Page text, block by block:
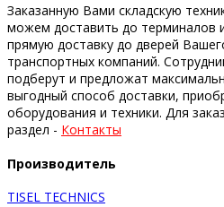
Заказанную Вами складскую
можем доставить до терминалов
прямую доставку до дверей
транспортных компаний.
подберут и предложат
выгодный способ доставки,
оборудования и техники. Для
раздел - Контакты
Производитель
TISEL TECHNICS